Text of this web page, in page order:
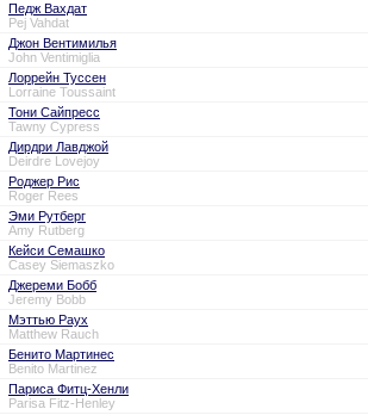
Педж Вахдат
Pej Vahdat
Джон Вентимилья
John Ventimiglia
Лоррейн Туссен
Lorraine Toussaint
Тони Сайпресс
Tawny Cypress
Дирдри Лавджой
Deirdre Lovejoy
Роджер Рис
Roger Rees
Эми Рутберг
Amy Rutberg
Кейси Семашко
Casey Siemaszko
Джереми Бобб
Jeremy Bobb
Мэттью Раух
Matthew Rauch
Бенито Мартинес
Benito Martinez
Париса Фитц-Хенли
Parisa Fitz-Henley